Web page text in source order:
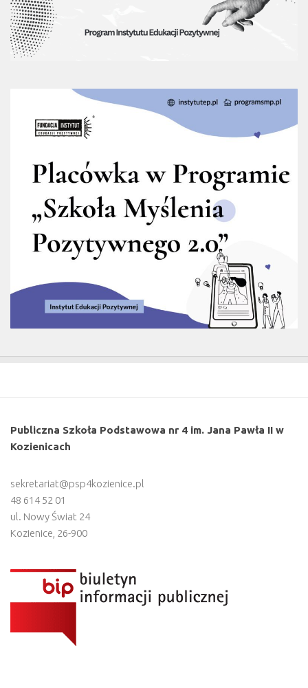
Publiczna Szkoła Podstawowa nr 4 im. Jana Pawła II w
Kozienicach
sekretariat@psp4kozienice.pl
48 614 52 01
ul. Nowy Świat 24
Kozienice 26-900